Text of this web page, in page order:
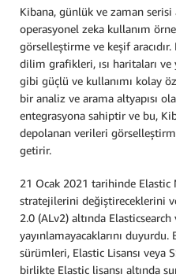
Kibana, günlük ve zaman
operasyonel zeka kullanım
görselleştirme ve keşif
dilim grafikleri, ısı haritaları
gibi güçlü ve kullanımı kolay
bir analiz ve arama altyapısı
entegrasyona sahiptir ve bu,
depolanan verileri
getirir.
21 Ocak 2021 tarihinde Elastic
stratejilerini değiştireceklerini
2.0 (ALv2) altında
yayınlamayacaklarını duyurdu.
sürümleri, Elastic Lisansı veya
birlikte Elastic lisansı altında